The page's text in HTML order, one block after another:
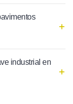
industrial en